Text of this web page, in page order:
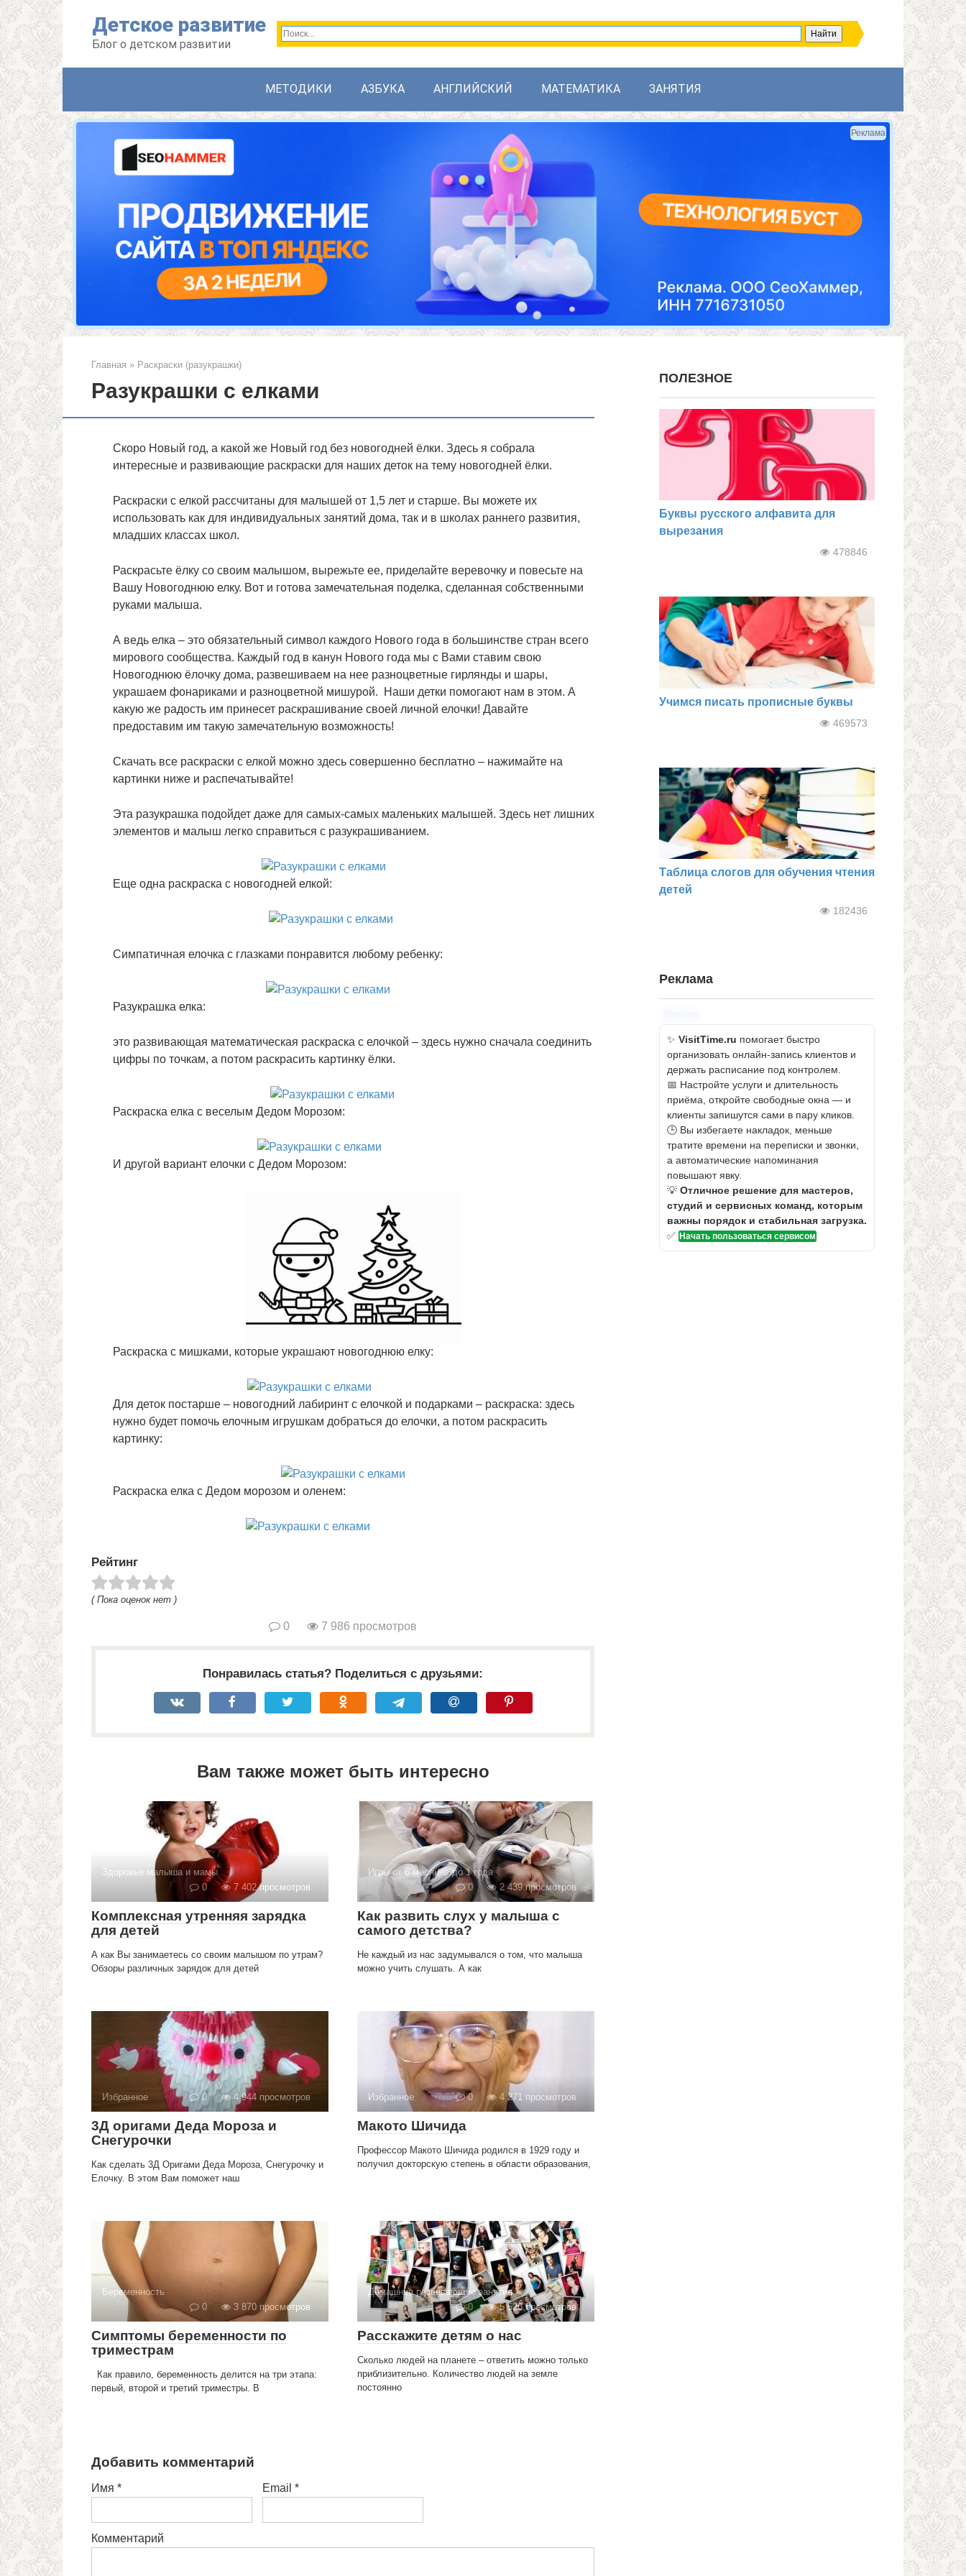
Детское развитие
Блог о детском развитии
МЕТОДИКИ АЗБУКА АНГЛИЙСКИЙ МАТЕМАТИКА ЗАНЯТИЯ
Реклама
Главная » Раскраски (разукрашки)
Разукрашки с елками
Скоро Новый год, а какой же Новый год без новогодней ёлки. Здесь я собрала
интересные и развивающие раскраски для наших деток на тему новогодней ёлки.
Раскраски с елкой рассчитаны для малышей от 1,5 лет и старше. Вы можете их
использовать как для индивидуальных занятий дома, так и в школах раннего развития,
младших классах школ.
Раскрасьте ёлку со своим малышом, вырежьте ее, приделайте веревочку и повесьте на
Вашу Новогоднюю елку. Вот и готова замечательная поделка, сделанная собственными
руками малыша.
А ведь елка – это обязательный символ каждого Нового года в большинстве стран всего
мирового сообщества. Каждый год в канун Нового года мы с Вами ставим свою
Новогоднюю ёлочку дома, развешиваем на нее разноцветные гирлянды и шары,
украшаем фонариками и разноцветной мишурой. Наши детки помогают нам в этом. А
какую же радость им принесет раскрашивание своей личной елочки! Давайте
предоставим им такую замечательную возможность!
Скачать все раскраски с елкой можно здесь совершенно бесплатно – нажимайте на
картинки ниже и распечатывайте!
Эта разукрашка подойдет даже для самых-самых маленьких малышей. Здесь нет лишних
элементов и малыш легко справиться с разукрашиванием.
Еще одна раскраска с новогодней елкой:
Симпатичная елочка с глазками понравится любому ребенку:
Разукрашка елка:
это развивающая математическая раскраска с елочкой – здесь нужно сначала соединить
цифры по точкам, а потом раскрасить картинку ёлки.
Раскраска елка с веселым Дедом Морозом:
И другой вариант елочки с Дедом Морозом:
Раскраска с мишками, которые украшают новогоднюю елку:
Для деток постарше – новогодний лабиринт с елочкой и подарками – раскраска: здесь
нужно будет помочь елочным игрушкам добраться до елочки, а потом раскрасить
картинку:
Раскраска елка с Дедом морозом и оленем:
Рейтинг
( Пока оценок нет )
0 7 986 просмотров
Понравилась статья? Поделиться с друзьями:
Вам также может быть интересно
Здоровье малыша и мамы
0
7 402 просмотров
Комплексная утренняя зарядка
для детей
А как Вы занимаетесь со своим малышом по утрам?
Обзоры различных зарядок для детей
Игры от 6 месяцев до 1 года
0
2 439 просмотров
Как развить слух у малыша с
самого детства?
Не каждый из нас задумывался о том, что малыша
можно учить слушать. А как
Избранное 0 4 944 просмотров
3Д оригами Деда Мороза и
Снегурочки
Как сделать 3Д Оригами Деда Мороза, Снегурочку и
Елочку. В этом Вам поможет наш
Избранное 0 4 271 просмотров
Макото Шичида
Профессор Макото Шичида родился в 1929 году и
получил докторскую степень в области образования,
Беременность
0
3 870 просмотров
Симптомы беременности по
триместрам
Как правило, беременность делится на три этапа:
первый, второй и третий триместры. В
Домашние развивающие занятия
0
5 520 просмотров
Расскажите детям о нас
Сколько людей на планете – ответить можно только
приблизительно. Количество людей на земле
постоянно
Добавить комментарий
Имя * Email *
Комментарий
ПОЛЕЗНОЕ
Буквы русского алфавита для
вырезания
478846
Учимся писать прописные буквы
469573
Таблица слогов для обучения чтения
детей
182436
Реклама
✨ VisitTime.ru помогает быстро
организовать онлайн-запись клиентов и
держать расписание под контролем.
📅 Настройте услуги и длительность
приёма, откройте свободные окна — и
клиенты запишутся сами в пару кликов.
🕒 Вы избегаете накладок, меньше
тратите времени на переписки и звонки,
а автоматические напоминания
повышают явку.
💡 Отличное решение для мастеров,
студий и сервисных команд, которым
важны порядок и стабильная загрузка.
✅ Начать пользоваться сервисом